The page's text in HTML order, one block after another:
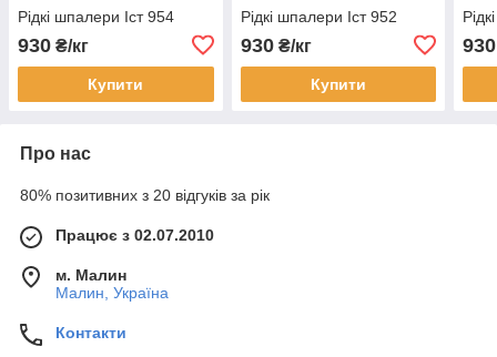
Рідкі шпалери Іст 954
930 ₴/кг
Купити
Рідкі шпалери Іст 952
930₴/кг
Купити
930
Про нас
80% позитивних з 20 відгуків за рік
Працює з 02.07.2010
м. Малин
Малин, Україна
Контакти